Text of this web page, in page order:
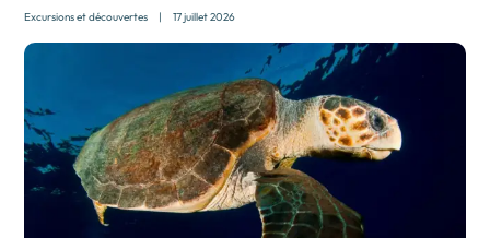
Excursions et découvertes | 17 juillet 2026